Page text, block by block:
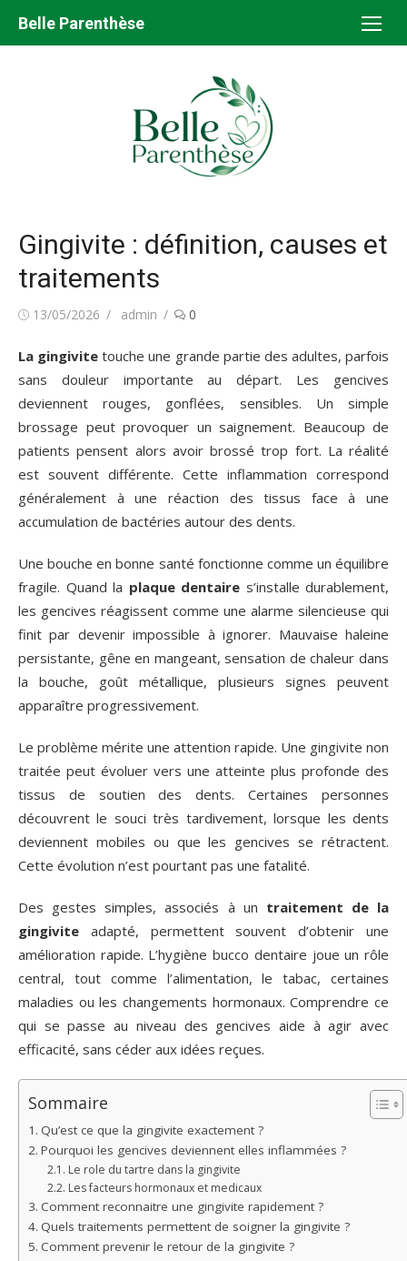
Belle Parenthèse
Gingivite : définition, causes et
traitements
Publié13/05/2026 Auteur/autrice
admin 0
La gingivite touche une grande partie des adultes, parfois
sans douleur importante au départ. Les gencives
deviennent rouges, gonflées, sensibles. Un simple
brossage peut provoquer un saignement. Beaucoup de
patients pensent alors avoir brossé trop fort. La réalité
est souvent différente. Cette inflammation correspond
généralement à une réaction des tissus face à une
accumulation de bactéries autour des dents.
Une bouche en bonne santé fonctionne comme un équilibre
fragile. Quand la plaque dentaire s’installe durablement,
les gencives réagissent comme une alarme silencieuse qui
finit par devenir impossible à ignorer. Mauvaise haleine
persistante, gêne en mangeant, sensation de chaleur dans
la bouche, goût métallique, plusieurs signes peuvent
apparaître progressivement.
Le problème mérite une attention rapide. Une gingivite non
traitée peut évoluer vers une atteinte plus profonde des
tissus de soutien des dents. Certaines personnes
découvrent le souci très tardivement, lorsque les dents
deviennent mobiles ou que les gencives se rétractent.
Cette évolution n’est pourtant pas une fatalité.
Des gestes simples, associés à un traitement de la
gingivite adapté, permettent souvent d’obtenir une
amélioration rapide. L’hygiène bucco dentaire joue un rôle
central, tout comme l’alimentation, le tabac, certaines
maladies ou les changements hormonaux. Comprendre ce
qui se passe au niveau des gencives aide à agir avec
efficacité, sans céder aux idées reçues.
Sommaire
Qu’est ce que la gingivite exactement ?
Pourquoi les gencives deviennent elles inflammées ?
Le role du tartre dans la gingivite
Les facteurs hormonaux et medicaux
Comment reconnaitre une gingivite rapidement ?
Quels traitements permettent de soigner la gingivite ?
Comment prevenir le retour de la gingivite ?